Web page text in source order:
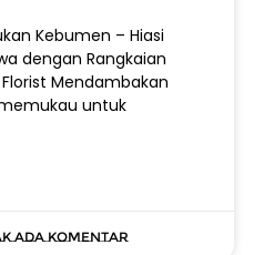
Kebumen – Hiasi
dengan Rangkaian
Mendambakan
untuk
ada komentar